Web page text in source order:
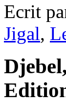
Ecrit
Jigal,